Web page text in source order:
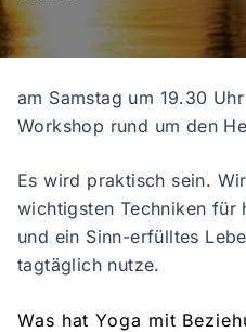
am Samstag um 19.30
Workshop rund um den
Es wird praktisch sein.
wichtigsten Techniken für
und ein Sinn-erfülltes
tagtäglich nutze.
Was hat Yoga mit